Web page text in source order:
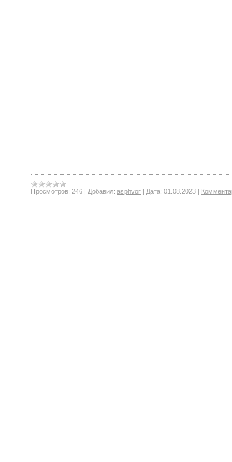
Просмотров: 246 | Добавил: asphvor | Дата: 01.08.2023 |